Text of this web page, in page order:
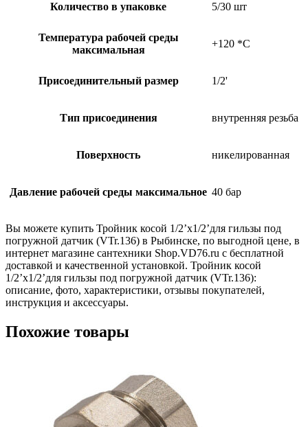
Количество в упаковке 5/30 шт
Температура рабочей среды
максимальная
+120 *C
Присоединительный размер 1/2'
Тип присоединения внутренняя резьба
Поверхность никелированная
Давление рабочей среды максимальное 40 бар
Вы можете купить Тройник косой 1/2’х1/2’для гильзы под
погружной датчик (VTr.136) в Рыбинске, по выгодной цене, в
интернет магазине сантехники Shop.VD76.ru с бесплатной
доставкой и качественной установкой. Тройник косой
1/2’х1/2’для гильзы под погружной датчик (VTr.136):
описание, фото, характеристики, отзывы покупателей,
инструкция и аксессуары.
Похожие товары